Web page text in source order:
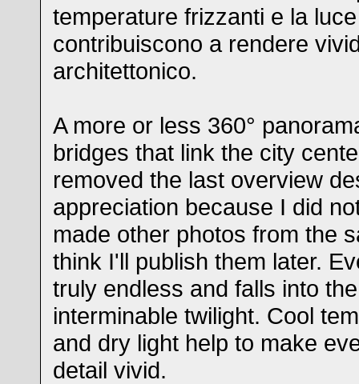
temperature frizzanti e la
contribuiscono a rendere
architettonico.
A more or less 360°
bridges that link the city
removed the last overview
appreciation because I did
made other photos from the
think I'll publish them later.
truly endless and falls into
interminable twilight. Cool
and dry light help to make
detail vivid.